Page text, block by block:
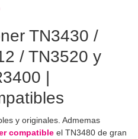
TN3430 /
/ TN3520 y
|
y originales. Admemas
compatible el TN3480 de gran